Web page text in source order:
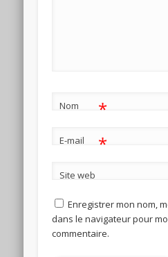
Nom *
E-mail *
Site web
Enregistrer mon nom,
dans le navigateur pour
commentaire.